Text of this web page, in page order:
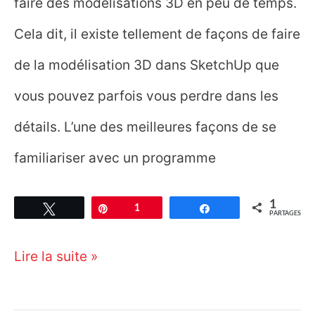
Cela dit, il existe tellement de façons de faire
de la modélisation 3D dans SketchUp que
vous pouvez parfois vous perdre dans les
détails. L’une des meilleures façons de se
familiariser avec un programme
Tweetez Épingle
1 Partagez 1
PARTAGES
Sketchup
Lire la suite »